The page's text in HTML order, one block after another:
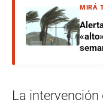
MIRÁ
La intervención